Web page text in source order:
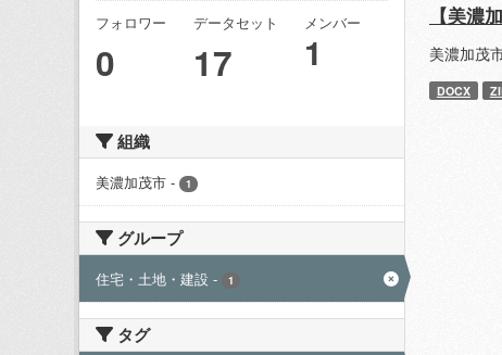
フォロワー
0
データセット
17
メンバー
1
組織
美濃加茂市 - 1
グループ
住宅・土地・建設 - 1
タグ
【美濃
美濃加茂
DOCX